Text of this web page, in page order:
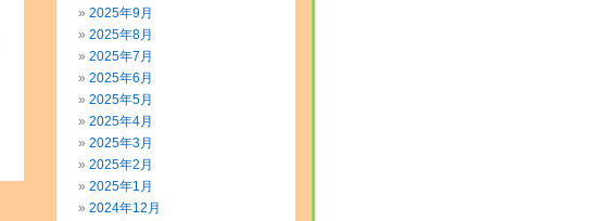
2025年9月
2025年8月
2025年7月
2025年6月
2025年5月
2025年4月
2025年3月
2025年2月
2025年1月
2024年12月